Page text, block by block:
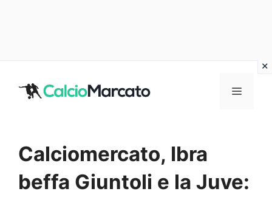
MENU
Calciomercato, Ibra
beffa Giuntoli e la Juve: